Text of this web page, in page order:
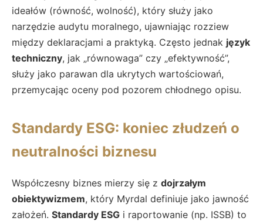
ideałów (równość, wolność), który służy jako
narzędzie audytu moralnego, ujawniając rozziew
między deklaracjami a praktyką. Często jednak język
techniczny, jak „równowaga” czy „efektywność”,
służy jako parawan dla ukrytych wartościowań,
przemycając oceny pod pozorem chłodnego opisu.
Standardy ESG: koniec złudzeń o
neutralności biznesu
Współczesny biznes mierzy się z dojrzałym
obiektywizmem, który Myrdal definiuje jako jawność
założeń. Standardy ESG i raportowanie (np. ISSB) to